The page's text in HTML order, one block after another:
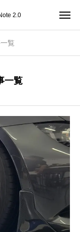
2.0
覧
一覧